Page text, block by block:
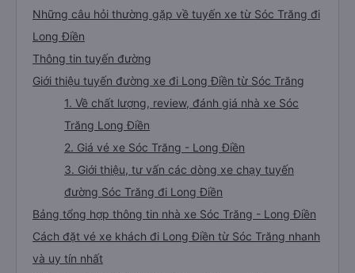
Những câu hỏi thường gặp về tuyến xe từ Sóc Trăng đi
Long Điền
Thông tin tuyến đường
Giới thiệu tuyến đường xe đi Long Điền từ Sóc Trăng
1. Về chất lượng, review, đánh giá nhà xe Sóc
Trăng Long Điền
2. Giá vé xe Sóc Trăng - Long Điền
3. Giới thiệu, tư vấn các dòng xe chạy tuyến
đường Sóc Trăng đi Long Điền
Bảng tổng hợp thông tin nhà xe Sóc Trăng - Long Điền
Cách đặt vé xe khách đi Long Điền từ Sóc Trăng nhanh
và uy tín nhất